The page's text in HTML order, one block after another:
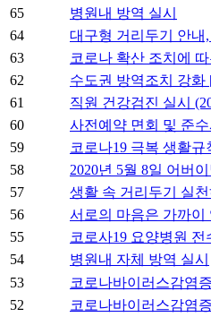
65
병원내 방역 실시
64
대구형 거리두기 안내
63
코로나 확산 조치에
62
수도권 방역조치 강
61
직원 건강검진 실시
60
사전예약 면회 및 준
59
코로나19 극복 생활규
58
2020년 5월 8일 어버
57
생활 속 거리두기 실천
56
서로의 마음은 가까이
55
코로사19 요양병원
54
병원내 자체 방역 실시
53
코로나바이러스감염
52
코로나바이러스감염